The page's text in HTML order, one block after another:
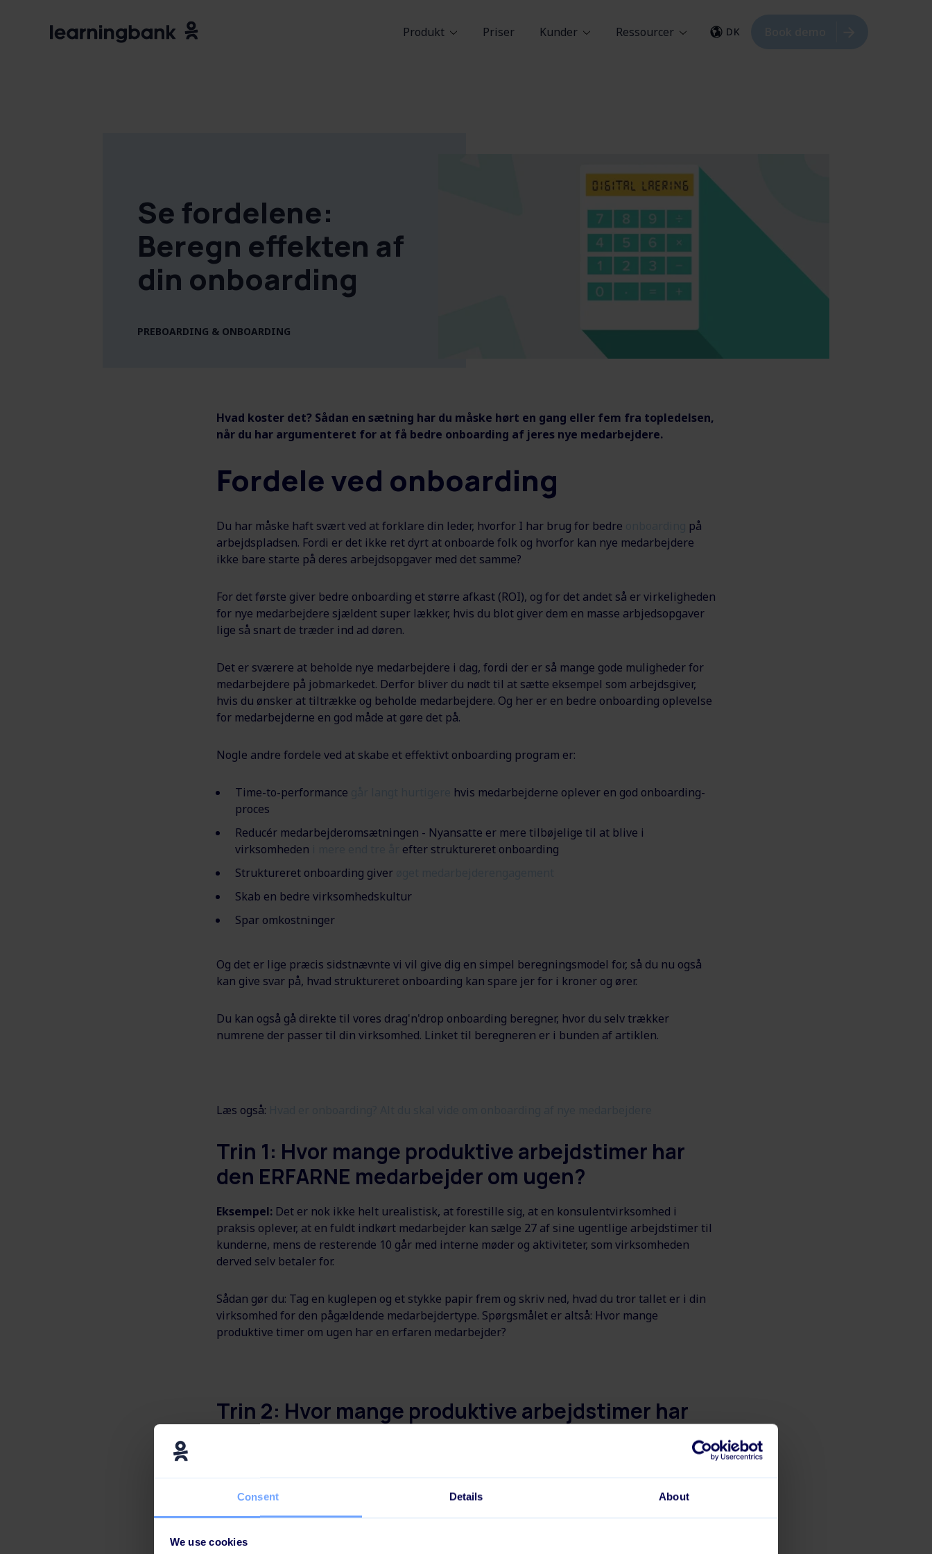
Consent Details About
We use cookies
Produkt Priser Kunder Ressourcer DK
Se fordelene:
Beregn effekten af
din onboarding
PREBOARDING & ONBOARDING
Hvad koster det? Sådan en sætning har du måske hørt en gang eller fem fra topledelsen,
når du har argumenteret for at få bedre onboarding af jeres nye medarbejdere.
Fordele ved onboarding
Du har måske haft svært ved at forklare din leder, hvorfor I har brug for bedre
på
arbejdspladsen. Fordi er det ikke ret dyrt at onboarde folk og hvorfor kan nye medarbejdere
ikke bare starte på deres arbejdsopgaver med det samme?
For det første giver bedre onboarding et større afkast (ROI), og for det andet så er virkeligheden
for nye medarbejdere sjældent super lækker, hvis du blot giver dem en masse arbjedsopgaver
lige så snart de træder ind ad døren.
Det er sværere at beholde nye medarbejdere i dag, fordi der er så mange gode muligheder for
medarbejdere på jobmarkedet. Derfor bliver du nødt til at sætte eksempel som arbejdsgiver,
hvis du ønsker at tiltrække og beholde medarbejdere. Og her er en bedre onboarding oplevelse
for medarbejderne en god måde at gøre det på.
Nogle andre fordele ved at skabe et effektivt onboarding program er:
Time-to-performance
hvis medarbejderne oplever en god onboarding-
proces
Reducér medarbejderomsætningen - Nyansatte er mere tilbøjelige til at blive i
virksomheden
efter struktureret onboarding
Struktureret onboarding giver
Skab en bedre virksomhedskultur
Spar omkostninger
Og det er lige præcis sidstnævnte vi vil give dig en simpel beregningsmodel for, så du nu også
kan give svar på, hvad struktureret onboarding kan spare jer for i kroner og ører.
Du kan også gå direkte til vores drag'n'drop onboarding beregner, hvor du selv trækker
numrene der passer til din virksomhed. Linket til beregneren er i bunden af artiklen.
Læs også:
Trin 1: Hvor mange produktive arbejdstimer har
den ERFARNE medarbejder om ugen?
Eksempel: Det er nok ikke helt urealistisk, at forestille sig, at en konsulentvirksomhed i
praksis oplever, at en fuldt indkørt medarbejder kan sælge 27 af sine ugentlige arbejdstimer til
kunderne, mens de resterende 10 går med interne møder og aktiviteter, som virksomheden
derved selv betaler for.
Sådan gør du: Tag en kuglepen og et stykke papir frem og skriv ned, hvad du tror tallet er i din
virksomhed for den pågældende medarbejdertype. Spørgsmålet er altså: Hvor mange
produktive timer om ugen har en erfaren medarbejder?
Trin 2: Hvor mange produktive arbejdstimer har
timer efterhånden som tiden går. Man lad os bare sige 17 i snit hen over de første måneder.)
Sådan gør du: